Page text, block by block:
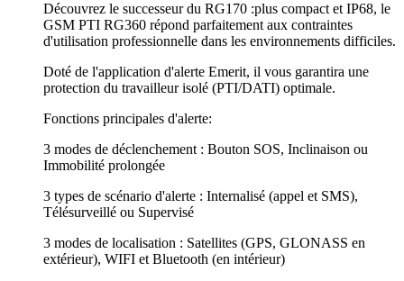
Découvrez le successeur du RG170 :plus compact et IP68, le
GSM PTI RG360 répond parfaitement aux contraintes
d'utilisation professionnelle dans les environnements difficiles.
Doté de l'application d'alerte Emerit, il vous garantira une
protection du travailleur isolé (PTI/DATI) optimale.
Fonctions principales d'alerte:
3 modes de déclenchement : Bouton SOS, Inclinaison ou
Immobilité prolongée
3 types de scénario d'alerte : Internalisé (appel et SMS),
Télésurveillé ou Supervisé
3 modes de localisation : Satellites (GPS, GLONASS en
extérieur), WIFI et Bluetooth (en intérieur)